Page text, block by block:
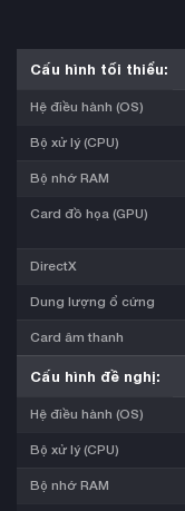
Cấu hình tối thiểu:
Hệ điều hành (OS)
Bộ xử lý (CPU)
Bộ nhớ RAM
Card đồ họa (GPU)
DirectX
Dung lượng ổ cứng
Card âm thanh
Cấu hình đề nghị:
Hệ điều hành (OS)
Bộ xử lý (CPU)
Bộ nhớ RAM